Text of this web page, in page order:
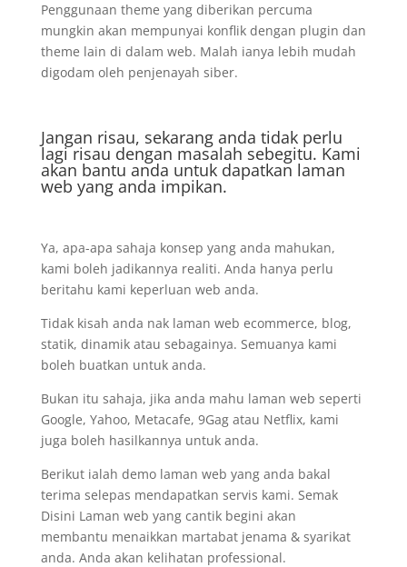
Penggunaan theme yang diberikan percuma
mungkin akan mempunyai konflik dengan plugin dan
theme lain di dalam web. Malah ianya lebih mudah
digodam oleh penjenayah siber.
Jangan risau, sekarang anda tidak perlu
lagi risau dengan masalah sebegitu. Kami
akan bantu anda untuk dapatkan laman
web yang anda impikan.
Ya, apa-apa sahaja konsep yang anda mahukan,
kami boleh jadikannya realiti. Anda hanya perlu
beritahu kami keperluan web anda.
Tidak kisah anda nak laman web ecommerce, blog,
statik, dinamik atau sebagainya. Semuanya kami
boleh buatkan untuk anda.
Bukan itu sahaja, jika anda mahu laman web seperti
Google, Yahoo, Metacafe, 9Gag atau Netflix, kami
juga boleh hasilkannya untuk anda.
Berikut ialah demo laman web yang anda bakal
terima selepas mendapatkan servis kami. Semak
Disini Laman web yang cantik begini akan
membantu menaikkan martabat jenama & syarikat
anda. Anda akan kelihatan professional.